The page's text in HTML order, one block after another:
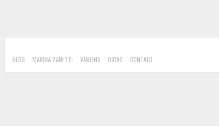
BLOG MARINA ZANETTI VIAGENS DICAS CONTATO